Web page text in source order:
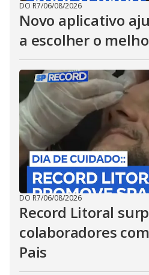
DO R7/06/08/2026
Novo aplicativo
a escolher o
DO R7/06/08/2026
Record Litoral
colaboradores
Pais